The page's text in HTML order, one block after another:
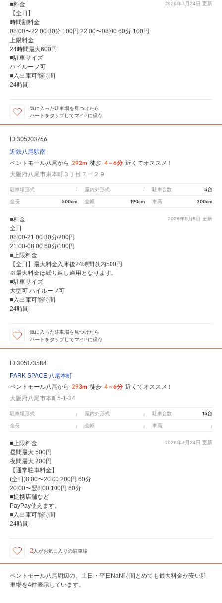
2026年7月24日 更新
■料金
【全日】
時間割料金
08:00〜22:00 30分 100円 22:00〜08:00 60分 100円
上限料金
24時間最大600円
■駐車サイズ
ハイルーフ可
■入出庫可能時間
24時間
気に入った駐車場を見つけたら
ハートをタップしてマイPに保存
ID:305203766
近鉄八尾駅南
ペントモール八尾から 292m 徒歩 4～6分 近くてオススメ！
大阪府八尾市東本町３丁目７ー２９
駐車場形式 - 屋内外形式 - 駐車台数 5台
全長 500cm 全幅 190cm 車高 200cm
2026年8月5日 更新
■料金
全日
08:00-21:00 30分/200円
21:00-08:00 60分/100円
■上限料金
【全日】最大料金入庫後24時間以内500円
※最大料金は繰り返し適用となります。
■駐車サイズ
大型可 ハイルーフ可
■入出庫可能時間
24時間
気に入った駐車場を見つけたら
ハートをタップしてマイPに保存
ID:305173584
PARK SPACE 八尾本町
ペントモール八尾から 293m 徒歩 4～6分 近くてオススメ！
大阪府八尾市本町5-1-34
駐車場形式 - 屋内外形式 - 駐車台数 15台
全長 - 全幅 - 車高 -
2026年7月24日 更新
■上限料金
昼間最大 500円
夜間最大 200円
【通常駐車料金】
(全日)8:00〜20:00 200円 60分
20:00〜翌8:00 100円 60分
■提携店舗など
PayPay使えます。
■入出庫可能時間
24時間
2 人がお気に入りの駐車場
ペントモール八尾周辺の、土日・平日NaN時間とめても最大料金が安い駐
車場を4件表示しています。